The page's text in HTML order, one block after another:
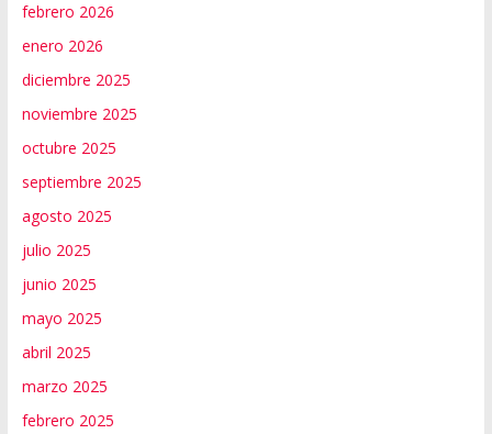
febrero 2026
enero 2026
diciembre 2025
noviembre 2025
octubre 2025
septiembre 2025
agosto 2025
julio 2025
junio 2025
mayo 2025
abril 2025
marzo 2025
febrero 2025